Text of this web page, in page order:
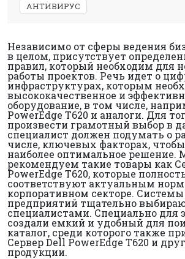
АНТИВИРУС
Независимо от сферы ведения
в целом, присутствует
правил, который необходим для
работы проектов. Речь идет о
инфраструктурах, которым
высококачественное и
оборудование, в том числе,
PowerEdge T620 и аналоги. Для
произвести грамотный выбор в
специалист должен подумать о
числе, ключевых факторах, чтобы
наиболее оптимальное решение.
рекомендуем такие товары как
PowerEdge T620, которые
соответствуют актуальным
корпоративном секторе.
предприятий тщательно
специалистами. Специально для
создали емкий и удобный для
каталог, среди которого также
Сервер Dell PowerEdge T620 и
продукции.